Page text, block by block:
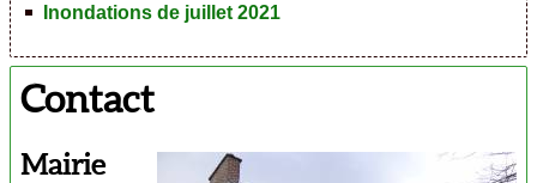
Inondations de juillet 2021
Contact
Mairie